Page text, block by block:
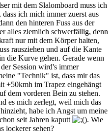
mit dem Slalomboard muss ich
ich mich immer zuerst aus
den hinteren Fuss aus der
alles ziemlich schwerfällig, denn
nur mit dem Körper halten,
rausziehen und auf die Kante
die Kurve gehen. Gerade wenn
Session wird's immer
"Technik" ist, dass mir das
+50kmh im Trapez eingehängt
dem vorderen Bein zu stehen.
es mich zerlegt, weil mich das
habe ich Angst um meine
seit Jahren kaputt
). Wie
lockerer sehen?